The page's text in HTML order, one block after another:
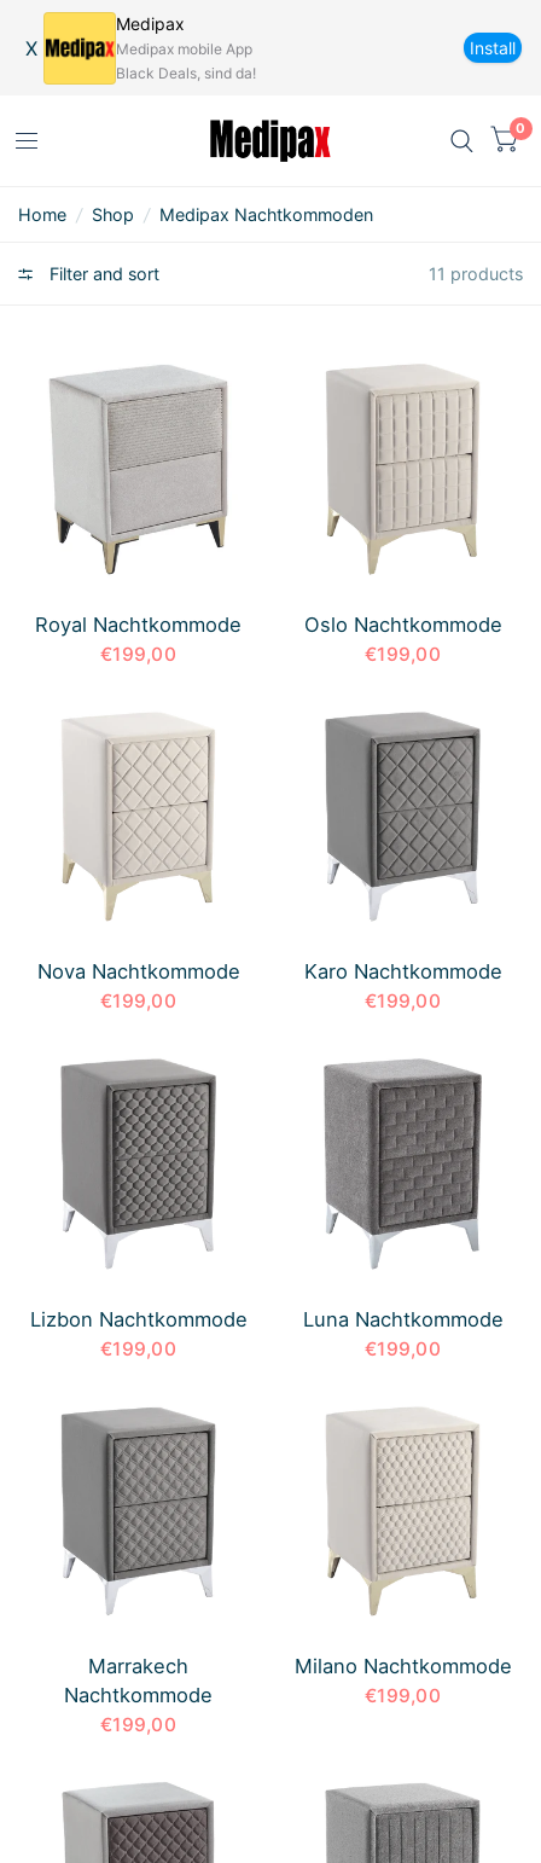
X
Medipax
Medipax mobile App
Black Deals, sind da!
Install
0
Home / Shop / Medipax Nachtkommoden
Filter and sort 11 products
Royal Nachtkommode
€199,00
Oslo Nachtkommode
€199,00
Nova Nachtkommode
€199,00
Karo Nachtkommode
€199,00
Lizbon Nachtkommode
€199,00
Luna Nachtkommode
€199,00
Marrakech
Nachtkommode
€199,00
Milano Nachtkommode
€199,00